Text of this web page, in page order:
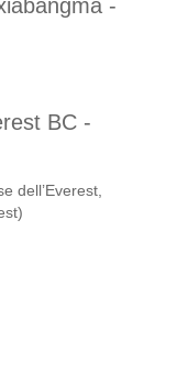
-
BC -
dell’Everest,